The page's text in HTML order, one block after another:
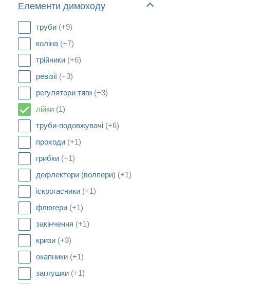
Елементи димоходу
труби (+9)
коліна (+7)
трійники (+6)
ревізії (+3)
регулятори тяги (+3)
лійки (1)
труби-подовжувачі (+6)
проходи (+1)
грибки (+1)
дефлектори (волпери) (+1)
іскрогасники (+1)
флюгери (+1)
закінчення (+1)
кризи (+3)
окапники (+1)
заглушки (+1)